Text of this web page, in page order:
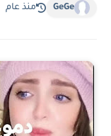
GeGe منذ عام